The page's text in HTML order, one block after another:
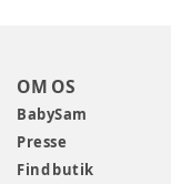
OM OS
BabySam
Presse
Find butik